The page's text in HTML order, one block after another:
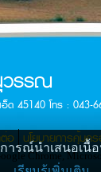
วรรณ
ด 45140 โทร : 043-
อ นโยบายการคุ้ม
Chrome,
รณ์นำเสนอเ